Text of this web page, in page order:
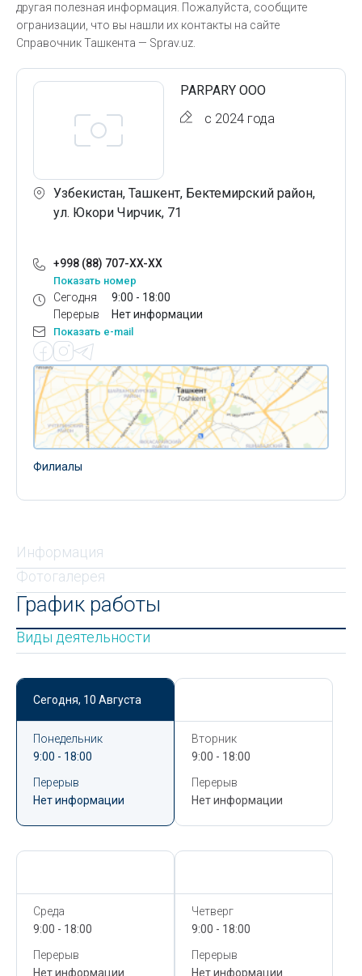
другая полезная информация. Пожалуйста, сообщите
огранизации, что вы нашли их контакты на сайте
Справочник Ташкента — Sprav.uz.
PARPARY ООО
с 2024 года
Узбекистан, Ташкент, Бектемирский район,
ул. Юкори Чирчик, 71
+998 (88) 707-XX-XX
Показать номер
Сегодня
Перерыв
9:00 - 18:00
Нет информации
Показать e-mail
Филиалы
Информация
Фотогалерея
График работы
Виды деятельности
Сегодня, 10 Августа
Понедельник
9:00 - 18:00
Перерыв
Нет информации
Вторник
9:00 - 18:00
Перерыв
Нет информации
Среда
9:00 - 18:00
Перерыв
Нет информации
Четверг
9:00 - 18:00
Перерыв
Нет информации